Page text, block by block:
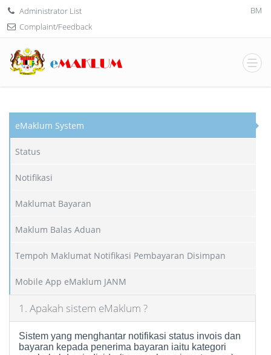
Administrator List
Complaint/Feedback
BM
eMaklum System
Status
Notifikasi
Maklumat Bayaran
Maklum Balas Aduan
Tempoh Maklumat Notifikasi Pembayaran Disimpan
Mobile App eMaklum JANM
1. Apakah sistem eMaklum ?
Sistem yang menghantar notifikasi status invois dan
bayaran kepada penerima bayaran iaitu kategori